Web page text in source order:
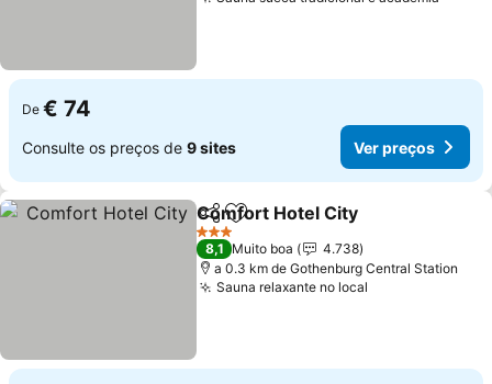
De € 74
Consulte os preços de 9 sites Ver preços
PartilharAdicionar aos favoritos
Comfort Hotel City
3 Estrelas
8,1 Muito boa
4.738
a 0.3 km de Gothenburg Central Station
Sauna relaxante no local